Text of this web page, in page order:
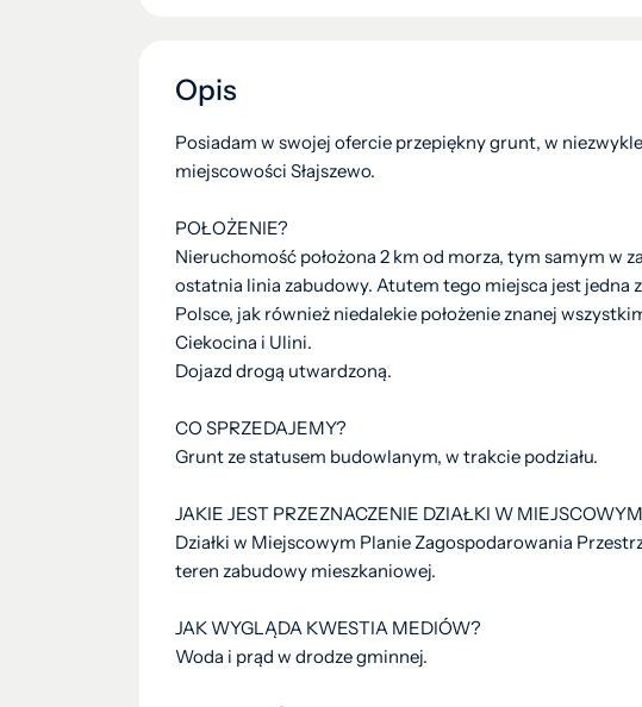
Opis
Posiadam w swojej ofercie przepiękny grunt, w
miejscowości Słajszewo.
POŁOŻENIE?
Nieruchomość położona 2 km od morza, tym samym w
ostatnia linia zabudowy. Atutem tego miejsca jest jedna
Polsce, jak również niedalekie położenie znanej
Ciekocina i Ulini.
Dojazd drogą utwardzoną.
CO SPRZEDAJEMY?
Grunt ze statusem budowlanym, w trakcie podziału.
JAKIE JEST PRZEZNACZENIE DZIAŁKI W
Działki w Miejscowym Planie Zagospodarowania
teren zabudowy mieszkaniowej.
JAK WYGLĄDA KWESTIA MEDIÓW?
Woda i prąd w drodze gminnej.